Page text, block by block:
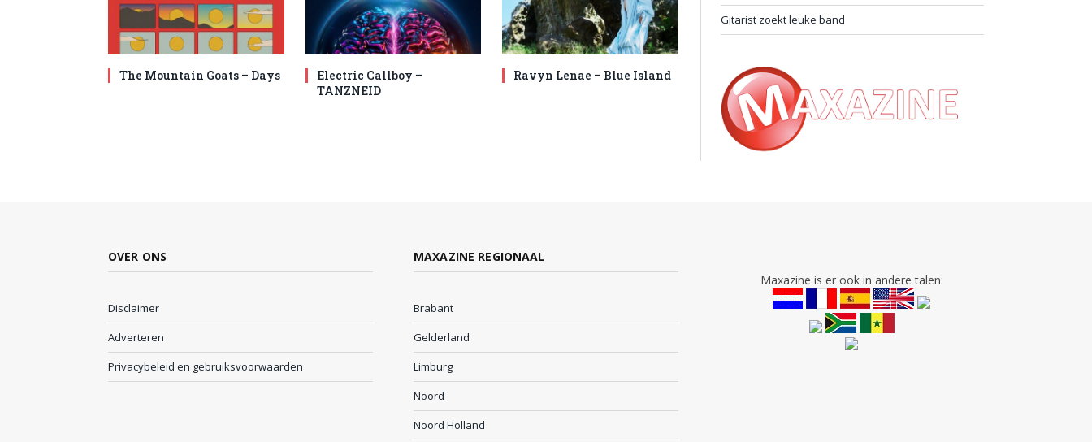
The Mountain Goats – Days
Electric Callboy –
TANZNEID
Ravyn Lenae – Blue Island
Gitarist zoekt leuke band
OVER ONS
Disclaimer
Adverteren
Privacybeleid en gebruiksvoorwaarden
MAXAZINE REGIONAAL
Brabant
Gelderland
Limburg
Noord
Noord Holland
Maxazine is er ook in andere talen: